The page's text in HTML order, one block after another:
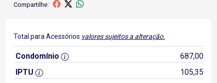
Compartilhe:
Total para Acessórios valores sujeitos a alteração.
Condomínio
687,00
IPTU
105,35